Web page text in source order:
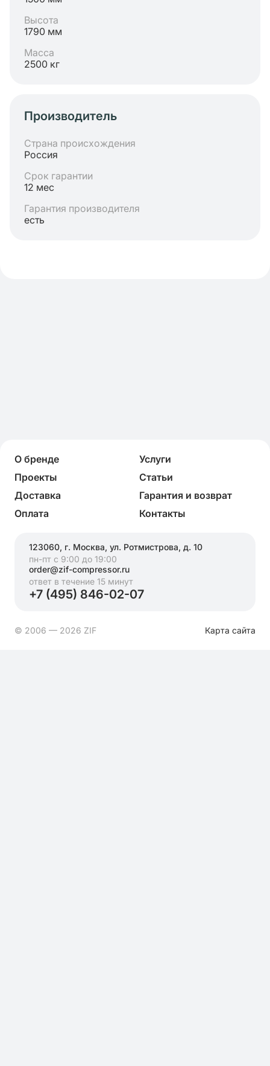
Высота
1790 мм
Масса
2500 кг
Производитель
Страна происхождения
Россия
Срок гарантии
12 мес
Гарантия производителя
есть
О бренде
Услуги
Проекты
Статьи
Доставка
Гарантия и возврат
Оплата
Контакты
123060, г. Москва, ул. Ротмистрова, д. 10
пн-пт с 9:00 до 19:00
order@zif-compressor.ru
ответ в течение 15 минут
+7 (495) 846-02-07
© 2006 — 2026 ZIF Карта сайта